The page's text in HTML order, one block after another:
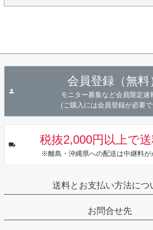
会員登録（無料
モニター募集など会員限定速
(ご購入には会員登録が必要
税抜2,000円以上で
※離島・沖縄県への配送は中継料が
送料とお支払い方法につ
お問合せ先